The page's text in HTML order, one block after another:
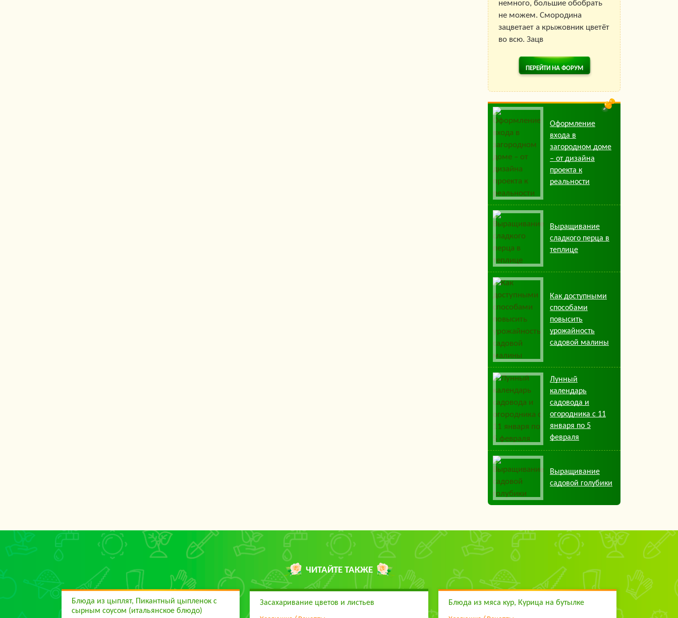
немного, большие обобрать
не можем. Смородина
зацветает а крыжовник цветёт
во всю. Зацв
ПЕРЕЙТИ НА ФОРУМ
Оформление
входа в
загородном доме
– от дизайна
проекта к
реальности
Выращивание
сладкого перца в
теплице
Как доступными
способами
повысить
урожайность
садовой малины
Лунный
календарь
садовода и
огородника с 11
января по 5
февраля
Выращивание
садовой голубики
ЧИТАЙТЕ ТАКЖЕ
Блюда из цыплят, Пикантный цыпленок с
сырным соусом (итальянское блюдо)
Засахаривание цветов и листьев Блюда из мяса кур, Курица на бутылке